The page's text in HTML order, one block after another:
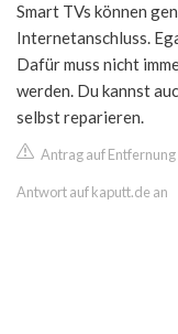
Smart TVs können
Internetanschluss.
Dafür muss nicht
werden. Du kannst
selbst reparieren.
Antrag auf
Antwort auf kaputt.de an